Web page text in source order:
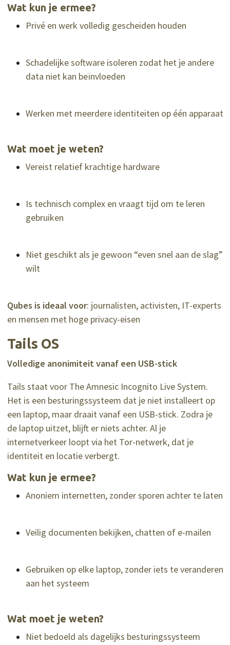
Wat kun je ermee?
Privé en werk volledig gescheiden houden
Schadelijke software isoleren zodat het je andere
data niet kan beïnvloeden
Werken met meerdere identiteiten op één apparaat
Wat moet je weten?
Vereist relatief krachtige hardware
Is technisch complex en vraagt tijd om te leren
gebruiken
Niet geschikt als je gewoon “even snel aan de slag”
wilt
Qubes is ideaal voor: journalisten, activisten, IT-experts
en mensen met hoge privacy-eisen
Tails OS
Volledige anonimiteit vanaf een USB-stick
Tails staat voor The Amnesic Incognito Live System.
Het is een besturingssysteem dat je niet installeert op
een laptop, maar draait vanaf een USB-stick. Zodra je
de laptop uitzet, blijft er niets achter. Al je
internetverkeer loopt via het Tor-netwerk, dat je
identiteit en locatie verbergt.
Wat kun je ermee?
Anoniem internetten, zonder sporen achter te laten
Veilig documenten bekijken, chatten of e-mailen
Gebruiken op elke laptop, zonder iets te veranderen
aan het systeem
Wat moet je weten?
Niet bedoeld als dagelijks besturingssysteem